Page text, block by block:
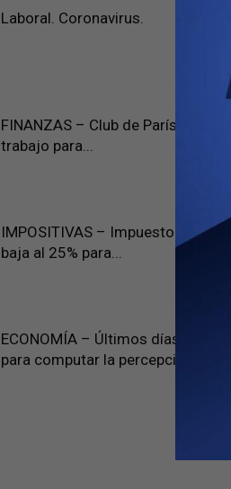
Laboral. Coronavirus.
FINANZAS – Club de París: una
trabajo para...
IMPOSITIVAS – Impuesto a las
baja al 25% para...
ECONOMÍA – Últimos días:
para computar la percepción...